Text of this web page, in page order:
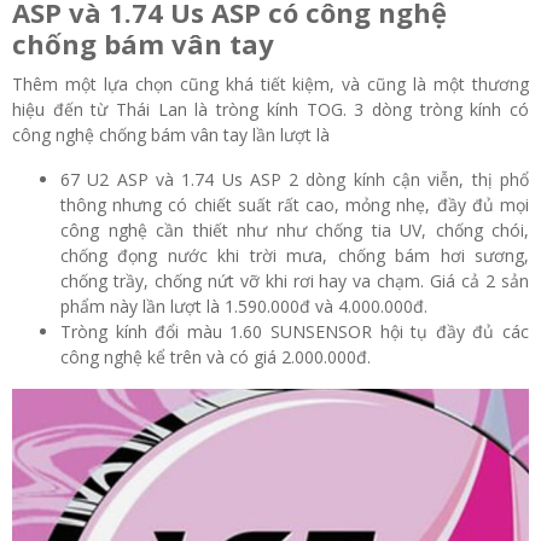
ASP và 1.74 Us ASP có công nghệ
chống bám vân tay
Thêm một lựa chọn cũng khá tiết kiệm, và cũng là một thương
hiệu đến từ Thái Lan là tròng kính TOG. 3 dòng tròng kính có
công nghệ chống bám vân tay lần lượt là
67 U2 ASP và 1.74 Us ASP 2 dòng kính cận viễn, thị phổ
thông nhưng có chiết suất rất cao, mỏng nhẹ, đầy đủ mọi
công nghệ cần thiết như như chống tia UV, chống chói,
chống đọng nước khi trời mưa, chống bám hơi sương,
chống trầy, chống nứt vỡ khi rơi hay va chạm. Giá cả 2 sản
phẩm này lần lượt là 1.590.000đ và 4.000.000đ.
Tròng kính đổi màu 1.60 SUNSENSOR hội tụ đầy đủ các
công nghệ kể trên và có giá 2.000.000đ.